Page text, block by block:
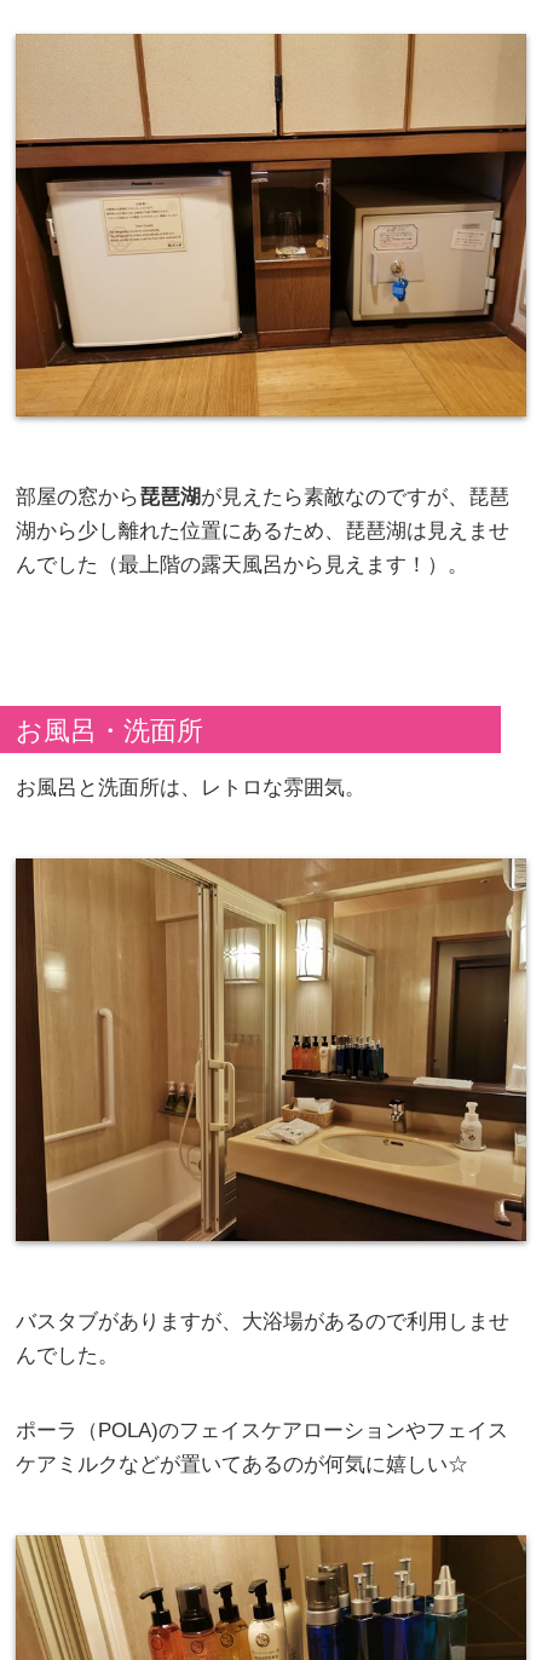
部屋の窓から琵琶湖が見えたら素敵なのですが、琵琶
湖から少し離れた位置にあるため、琵琶湖は見えませ
んでした（最上階の露天風呂から見えます！）。
お風呂・洗面所
お風呂と洗面所は、レトロな雰囲気。
バスタブがありますが、大浴場があるので利用しませ
んでした。
ポーラ（POLA)のフェイスケアローションやフェイス
ケアミルクなどが置いてあるのが何気に嬉しい☆